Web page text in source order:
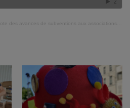
de subventions aux associations et le maintien des taux d'imposition